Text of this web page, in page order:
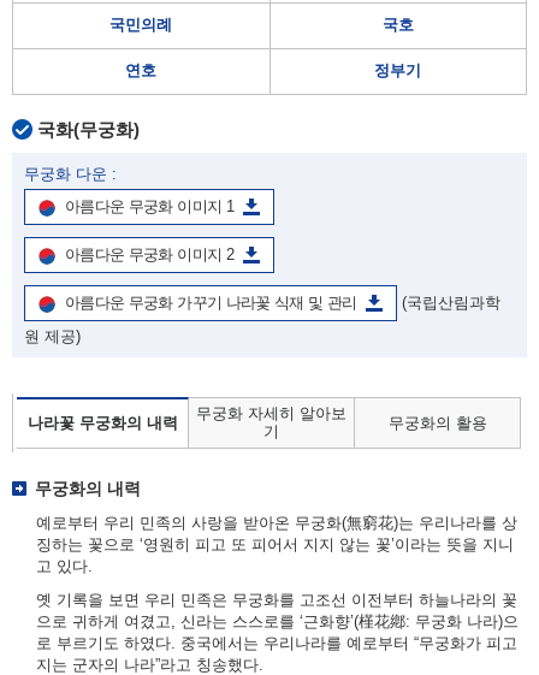
국민의례 국호
연호 정부기
국화(무궁화)
무궁화 다운 :
아름다운 무궁화 이미지 1
아름다운 무궁화 이미지 2
아름다운 무궁화 가꾸기 나라꽃 식재 및 관리
(국립산림과학
원 제공)
나라꽃 무궁화의 내력
무궁화 자세히 알아보
기
무궁화의 활용
무궁화의 내력
예로부터 우리 민족의 사랑을 받아온 무궁화(無窮花)는 우리나라를 상
징하는 꽃으로 ‘영원히 피고 또 피어서 지지 않는 꽃’이라는 뜻을 지니
고 있다.
옛 기록을 보면 우리 민족은 무궁화를 고조선 이전부터 하늘나라의 꽃
으로 귀하게 여겼고, 신라는 스스로를 ‘근화향’(槿花鄕: 무궁화 나라)으
로 부르기도 하였다. 중국에서는 우리나라를 예로부터 “무궁화가 피고
지는 군자의 나라”라고 칭송했다.